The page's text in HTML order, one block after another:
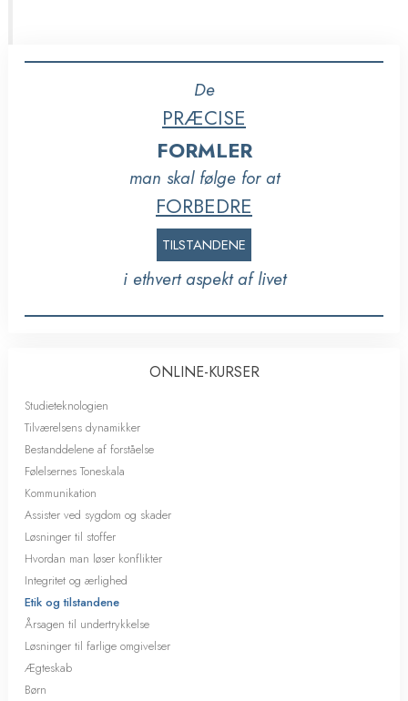
De
PRÆCISE
FORMLER
man skal følge for at
FORBEDRE
TILSTANDENE
i ethvert aspekt af livet
ONLINE-KURSER
Studieteknologien
Tilværelsens dynamikker
Bestanddelene af forståelse
Følelsernes Toneskala
Kommunikation
Assister ved sygdom og skader
Løsninger til stoffer
Hvordan man løser konflikter
Integritet og ærlighed
Etik og tilstandene
Årsagen til undertrykkelse
Løsninger til farlige omgivelser
Ægteskab
Børn